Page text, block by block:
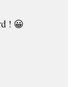
! 😀